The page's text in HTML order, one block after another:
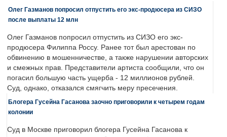
Олег Газманов попросил отпустить его экс-продюсера из СИЗО
после выплаты 12 млн
Олег Газманов попросил отпустить из СИЗО его экс-
продюсера Филиппа Россу. Ранее тот был арестован по
обвинению в мошенничестве, а также нарушении авторских
и смежных прав. Представители артиста сообщили, что он
погасил большую часть ущерба - 12 миллионов рублей.
Суд, однако, отказался смягчить меру пресечения.
Блогера Гусейна Гасанова заочно приговорили к четырем годам
колонии
Суд в Москве приговорил блогера Гусейна Гасанова к